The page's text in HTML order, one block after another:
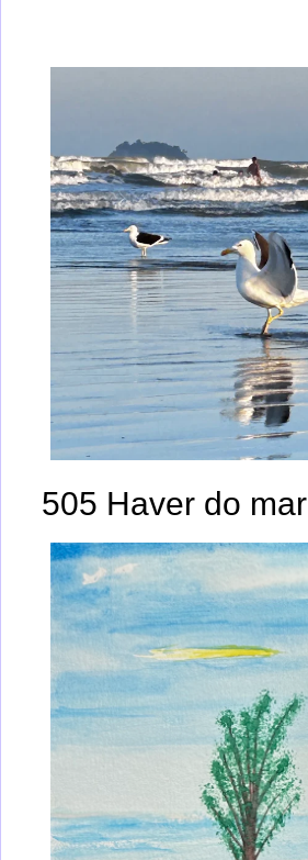
505 Haver do mar